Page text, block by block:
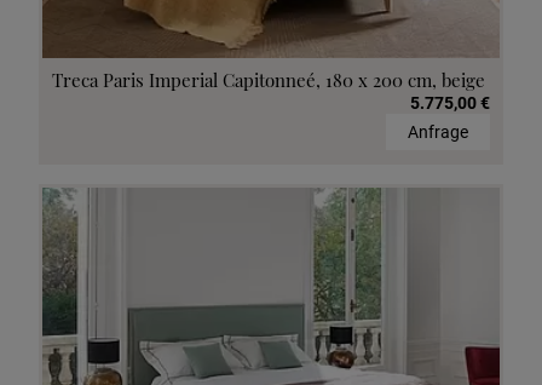
Treca Paris Imperial Capitonneé, 180 x 200 cm, beige
5.775,00 €
Anfrage